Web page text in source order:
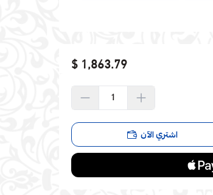
1,863.79 $
اشتري الآن